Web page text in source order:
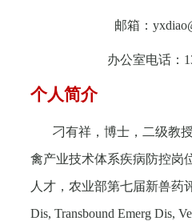
邮箱：
办公室电话：
个人简介
刁有祥，博士，二级教
禽产业技术体系疾病防控岗
人才，农业部第七届新兽药
Dis, Transbound Emerg Dis,